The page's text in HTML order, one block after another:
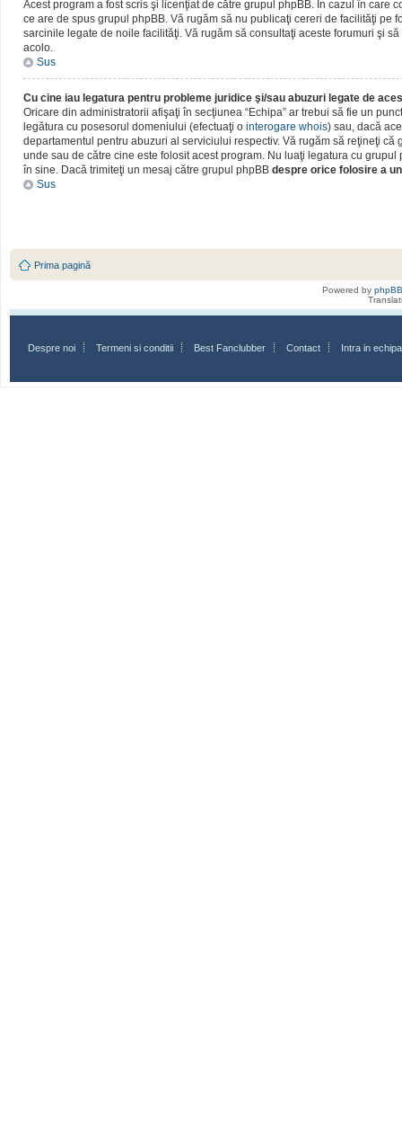
Acest program a fost scris şi licenţiat de către grupul phpBB. În cazul în care
ce are de spus grupul phpBB. Vă rugăm să nu publicaţi cereri de facilităţi
sarcinile legate de noile facilităţi. Vă rugăm să consultaţi aceste forumuri şi
acolo.
Sus
Cu cine iau legatura pentru probleme juridice şi/sau abuzuri legate de
Oricare din administratorii afişaţi în secţiunea “Echipa” ar trebui să fie un
legătura cu posesorul domeniului (efectuaţi o interogare whois) sau, dacă
departamentul pentru abuzuri al serviciului respectiv. Vă rugăm să reţineţi că
unde sau de către cine este folosit acest program. Nu luaţi legatura cu
în sine. Dacă trimiteţi un mesaj către grupul phpBB despre orice folosire a
Sus
Prima pagină
Powered by phpBB
Despre noi Termeni si conditii Best Fanclubber Contact Intra in